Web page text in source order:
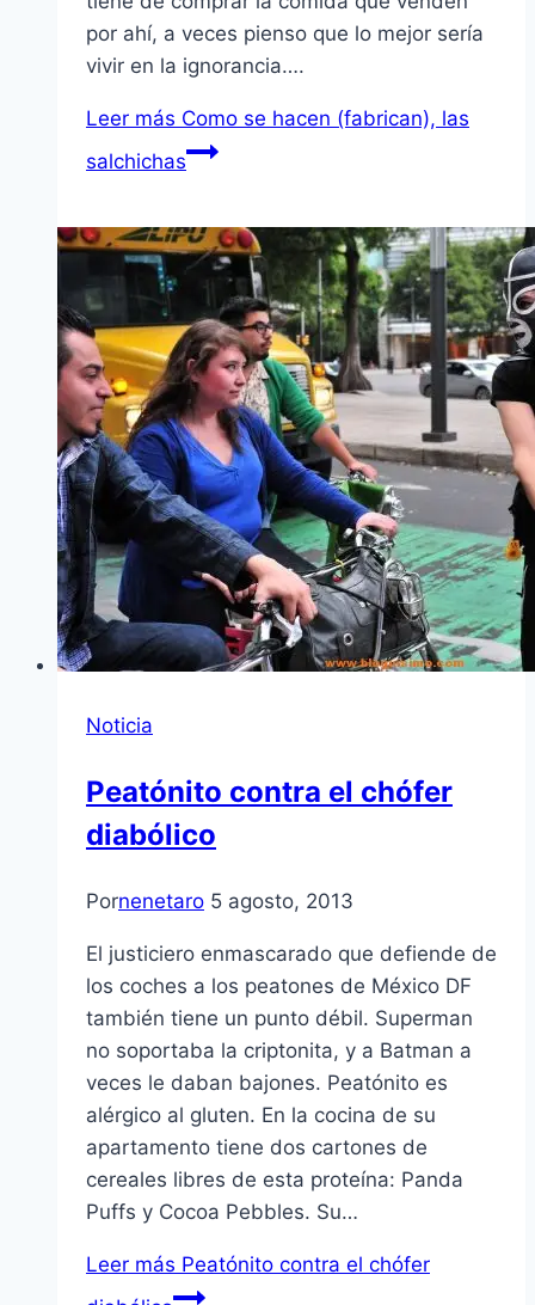
por ahí, a veces pienso que lo mejor sería
vivir en la ignorancia….
Leer más Como se hacen (fabrican), las
salchichas
Noticia
Peatónito contra el chófer
diabólico
Pornenetaro 5 agosto, 2013
El justiciero enmascarado que defiende de
los coches a los peatones de México DF
también tiene un punto débil. Superman
no soportaba la criptonita, y a Batman a
veces le daban bajones. Peatónito es
alérgico al gluten. En la cocina de su
apartamento tiene dos cartones de
cereales libres de esta proteína: Panda
Puffs y Cocoa Pebbles. Su…
Leer más Peatónito contra el chófer